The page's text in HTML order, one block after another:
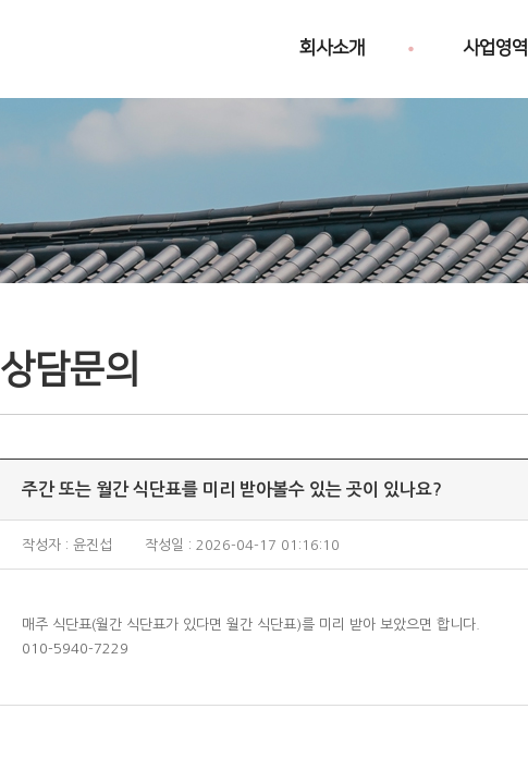
회사소개 사업영역
상담문의
주간 또는 월간 식단표를 미리 받아볼수 있는 곳이 있나요?
작성자 : 윤진섭 작성일 : 2026-04-17 01:16:10
매주 식단표(월간 식단표가 있다면 월간 식단표)를 미리 받아 보았으면 합니다.
010-5940-7229